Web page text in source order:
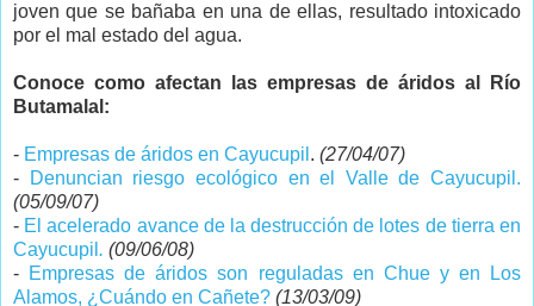
joven que se bañaba en una de ellas, resultado intoxicado
por el mal estado del agua.
Conoce como afectan las empresas de áridos al Río
Butamalal:
- Empresas de áridos en Cayucupil . (27/04/07)
-
Denuncian riesgo ecológico en el Valle de Cayucupil.
(05/09/07)
- El acelerado avance de la destrucción de lotes de tierra en
Cayucupil . (09/06/08)
- Empresas de áridos son reguladas en Chue y en Los
Alamos, ¿Cuándo en Cañete? (13/03/09)